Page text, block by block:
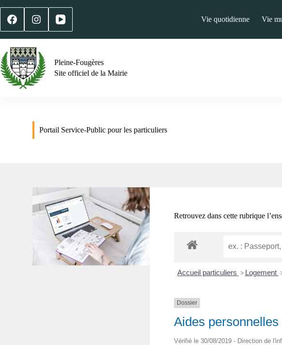
Vie quotidienne Vie
Pleine-Fougères
Site officiel de la Mairie
Portail Service-Public pour les particuliers
Retrouvez dans cette rubrique
Accueil particuliers > Logement
Dossier
Aides
Vérifié le 30/08/2019 - Direction de